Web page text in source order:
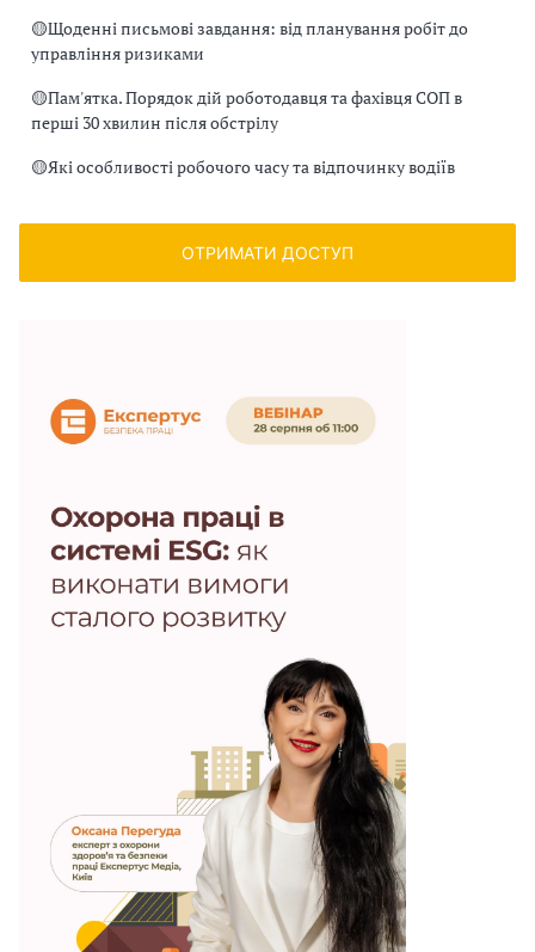
🟡Щоденні письмові завдання: від планування робіт до
управління ризиками
🟡Пам'ятка. Порядок дій роботодавця та фахівця СОП в
перші 30 хвилин після обстрілу
🟡Які особливості робочого часу та відпочинку водіїв
ОТРИМАТИ ДОСТУП